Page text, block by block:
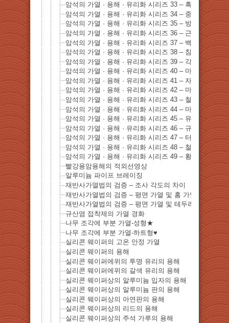
암석의 가열 · 용해 · 유리화 시리즈 33 – 흑운모
암석의 가열 · 용해 · 유리화 시리즈 34 – 중정석
암석의 가열 · 용해 · 유리화 시리즈 35 – 방해석
암석의 가열 · 용해 · 유리화 시리즈 36 – 근 청석
암석의 가열 · 용해 · 유리화 시리즈 37 – 백운석
암석의 가열 · 용해 · 유리화 시리즈 38 – 침철석
암석의 가열 · 용해 · 유리화 시리즈 39 – 각섬석
암석의 가열 · 용해 · 유리화 시리즈 40 – 마그네사이트
암석의 가열 · 용해 · 유리화 시리즈 41 – 자류 철광
암석의 가열 · 용해 · 유리화 시리즈 42 – 마름 망간 광석
암석의 가열 · 용해 · 유리화 시리즈 43 – 철 전기석
암석의 가열 · 용해 · 유리화 시리즈 44 – 마름 철광
암석의 가열 · 용해 · 유리화 시리즈 45 – 유우 기침 (리
암석의 가열 · 용해 · 유리화 시리즈 46 – 규화목
암석의 가열 · 용해 · 유리화 시리즈 47 – 터키석
암석의 가열 · 용해 · 유리화 시리즈 48 – 철망 간 중석
암석의 가열 · 용해 · 유리화 시리즈 49 – 황 옥수
빨강용암용해의 적외선영상
알루미늄 파이프 브레이징
재반사가열법의 검증 – 조사 각도의 차이
재반사가열법의 검증 – 평면 가열 및 홈 가열의 차이
재반사가열법의 검증 – 평면 가열 및 테두리 가열의 차
규산염 접착제의 가열 경화
나무 조각에 부분 가열-성형★
나무 조각에 부분 가열-하트형♥
실리콘 웨이퍼의 고온 안정 가열
실리콘 웨이퍼의 용해
실리콘 웨이퍼에위의 투명 유리의 용해
실리콘 웨이퍼에위의 갈색 유리의 용해
실리콘 웨이퍼상의 알루미늄 입자의 용해
실리콘 웨이퍼상의 알루미늄 판의 용해
실리콘 웨이퍼상의 아연판의 용해
실리콘 웨이퍼상의 리드의 용해
실리콘 웨이퍼상의 주석 가루의 용해